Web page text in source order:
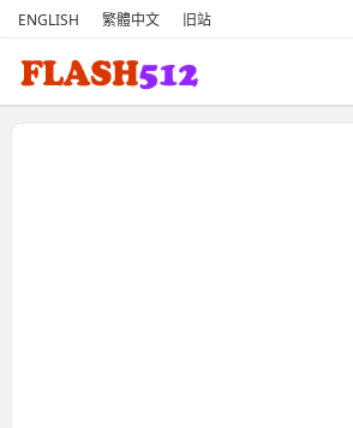
ENGLISH 繁體中文 旧站